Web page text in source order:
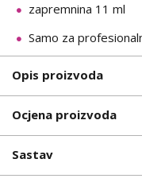
zapremnina 11 ml
Samo za
Opis proizvoda
Ocjena proizvoda
Sastav